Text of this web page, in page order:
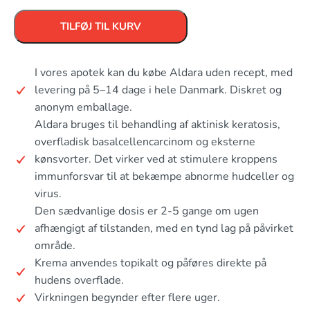
TILFØJ TIL KURV
I vores apotek kan du købe Aldara uden recept, med
levering på 5–14 dage i hele Danmark. Diskret og
anonym emballage.
Aldara bruges til behandling af aktinisk keratosis,
overfladisk basalcellencarcinom og eksterne
kønsvorter. Det virker ved at stimulere kroppens
immunforsvar til at bekæmpe abnorme hudceller og
virus.
Den sædvanlige dosis er 2-5 gange om ugen
afhængigt af tilstanden, med en tynd lag på påvirket
område.
Krema anvendes topikalt og påføres direkte på
hudens overflade.
Virkningen begynder efter flere uger.